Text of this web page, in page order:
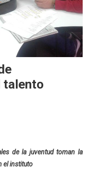
talento
de la juventud toman la
el instituto